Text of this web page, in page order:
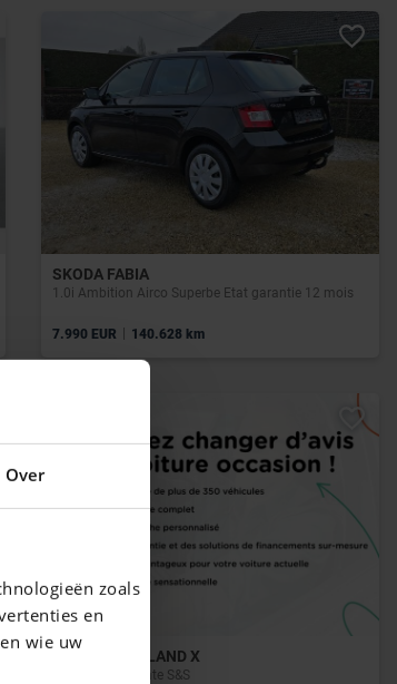
Over
zoals
en
wie uw
SKODA FABIA
1.0i Ambition Airco Superbe Etat garantie 12 mois
7.990 EUR | 140.628 km
OPEL GRANDLAND X
1.2 Turbo Ultimate S&S